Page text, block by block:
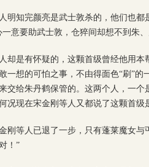
明知完颜亮是武士敦杀的，他们也
一意要助武士敦，仓猝间却想不到朱
却是有怀疑的，这颗首级曾经他用
一想的可怕之事，不由得面色“刷”
交给朱丹鹤保管的。这两个人，一
况现在宋金刚等人又都说了这颗首
刚等人已退了一步，只有蓬莱魔女
！”